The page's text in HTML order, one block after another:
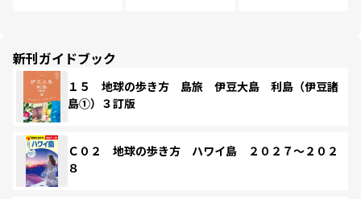
新刊ガイドブック
１５ 地球の歩き方 島旅 伊豆大島 利島（伊豆諸
島①）３訂版
Ｃ０２ 地球の歩き方 ハワイ島 ２０２７～２０２
８